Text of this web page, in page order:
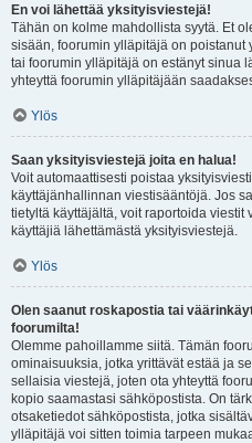
En voi lähettää yksityisviestejä!
Tähän on kolme mahdollista syytä. Et
sisään, foorumin ylläpitäjä on poistanut
tai foorumin ylläpitäjä on estänyt sinua
yhteyttä foorumin ylläpitäjään
Ylös
Saan yksityisviestejä joita en halua!
Voit automaattisesti poistaa
käyttäjänhallinnan viestisääntöjä. Jos
tietyltä käyttäjältä, voit raportoida
käyttäjiä lähettämästä yksityisviestejä.
Ylös
Olen saanut roskapostia tai
foorumilta!
Olemme pahoillamme siitä. Tämän
ominaisuuksia, jotka yrittävät estää ja
sellaisia viestejä, joten ota yhteyttä
kopio saamastasi sähköpostista. On
otsaketiedot sähköpostista, jotka
ylläpitäjä voi sitten toimia tarpeen